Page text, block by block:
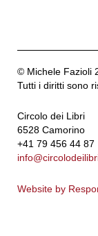
© Michele Fazioli
Tutti i diritti sono
Circolo dei Libri
6528 Camorino
+41 79 456 44 87
Website by